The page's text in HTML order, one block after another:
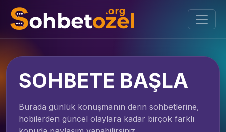
SOHBETE BAŞLA
Burada günlük konuşmanın derin sohbetlerine,
hobilerden güncel olaylara kadar birçok farklı